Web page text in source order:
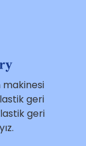
geri
geri